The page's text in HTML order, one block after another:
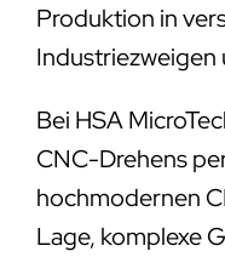
Produktion in
Bei HSA
CNC-Drehens
hochmodernen
Lage, komplexe